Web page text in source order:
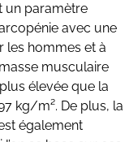
un paramètre
avec une
les hommes et à
musculaire
élevée que la
kg/m². De plus, la
également